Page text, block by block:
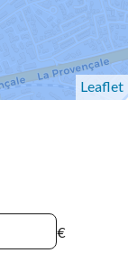
Leaflet
€